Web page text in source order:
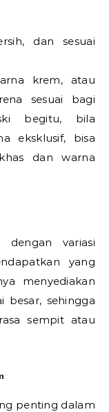
dan sesuai
krem, atau
sesuai bagi
begitu, bila
eksklusif, bisa
dan warna
dengan variasi
yang
menyediakan
besar, sehingga
sempit atau
penting dalam